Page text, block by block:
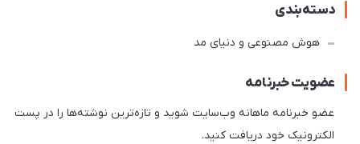
دسته‌بندی
هوش مصنوعی و دنیای مد
عضویت خبرنامه
عضو خبرنامه ماهانه وب‌سایت شوید و تازه‌ترین نوشته‌ها را در پست
الکترونیک خود دریافت کنید.